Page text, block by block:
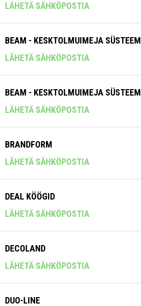
LÄHETÄ SÄHKÖPOSTIA
BEAM - KESKTOLMUIMEJA SÜSTEEM
LÄHETÄ SÄHKÖPOSTIA
BEAM - KESKTOLMUIMEJA SÜSTEEM
LÄHETÄ SÄHKÖPOSTIA
BRANDFORM
LÄHETÄ SÄHKÖPOSTIA
DEAL KÖÖGID
LÄHETÄ SÄHKÖPOSTIA
DECOLAND
LÄHETÄ SÄHKÖPOSTIA
DUO-LINE